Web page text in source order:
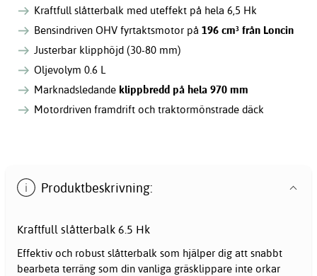
Kraftfull slåtterbalk med uteffekt på hela 6,5 Hk
Bensindriven OHV fyrtaktsmotor på196 cm³ från Loncin
Justerbar klipphöjd (30-80 mm)
Oljevolym 0.6 L
Marknadsledande klippbredd på hela 970 mm
Motordriven framdrift och traktormönstrade däck
Produktbeskrivning:
Kraftfull slåtterbalk 6.5 Hk
Effektiv och robust slåtterbalk som hjälper dig att snabbt
bearbeta terräng som din vanliga gräsklippare inte orkar